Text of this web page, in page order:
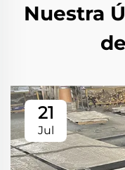
Nuestra
21
Jul